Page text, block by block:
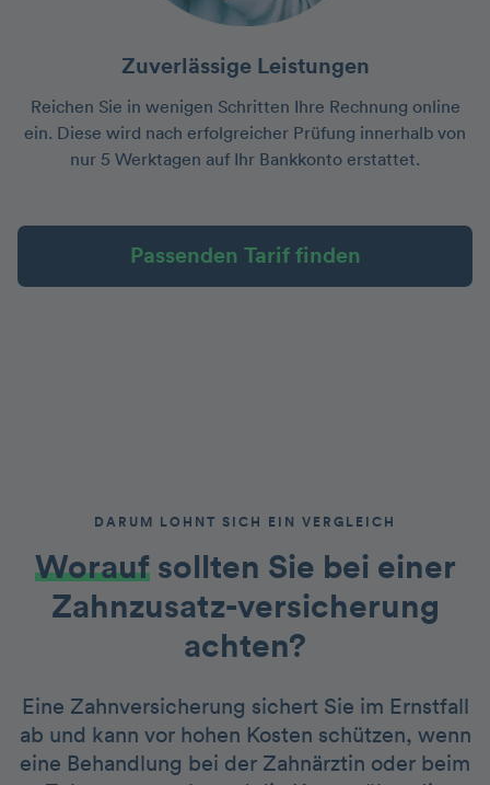
Zuverlässige Leistungen
Reichen Sie in wenigen Schritten Ihre Rechnung online
ein. Diese wird nach erfolgreicher Prüfung innerhalb von
nur 5 Werktagen auf Ihr Bankkonto erstattet.
Passenden Tarif finden
DARUM LOHNT SICH EIN VERGLEICH
Woraufsollten Sie bei einer
Zahnzusatz-versicherung
achten?
Eine Zahnversicherung sichert Sie im Ernstfall
ab und kann vor hohen Kosten schützen, wenn
eine Behandlung bei der Zahnärztin oder beim